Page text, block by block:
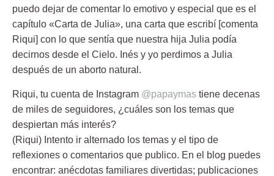
puedo dejar de comentar lo emotivo y especial que es el
capítulo «Carta de Julia», una carta que escribí [comenta
Riqui] con lo que sentía que nuestra hija Julia podía
decirnos desde el Cielo. Inés y yo perdimos a Julia
después de un aborto natural.
Riqui, tu cuenta de Instagram @papaymas tiene decenas
de miles de seguidores, ¿cuáles son los temas que
despiertan más interés?
(Riqui) Intento ir alternado los temas y el tipo de
reflexiones o comentarios que publico. En el blog puedes
encontrar: anécdotas familiares divertidas; publicaciones